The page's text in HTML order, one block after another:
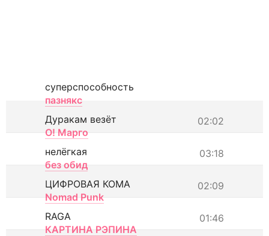
суперспособность
пазнякс
02:02
Дуракам везёт
О! Марго
03:18
нелёгкая
без обид
02:09
ЦИФРОВАЯ КОМА
Nomad Punk
01:46
RAGA
КАРТИНА РЭПИНА